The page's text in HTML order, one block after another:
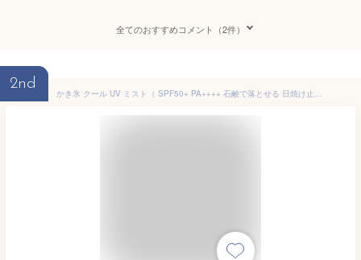
全てのおすすめコメント（2件）
2nd
かき氷 クール UV ミスト（ SPF50+ PA++++ 石鹸で落とせる 日焼け止め スプレー ）日やけ防止 日焼け対策 無着色 無添加 防腐剤フリー（パラベンフリー） アルコールフリー 涼感 冷却 実用的 生活雑貨 UVカット UVケア コスメ ヘルスケア ボディケア スキンケア ヘアケア